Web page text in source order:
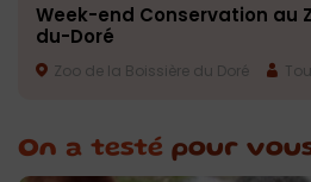
Week-end Conservation au
du-Doré
Zoo de la Boissière du Doré
On a testé pour